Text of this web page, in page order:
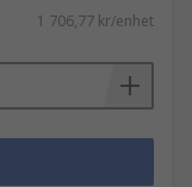
1 706,77 kr/enhet